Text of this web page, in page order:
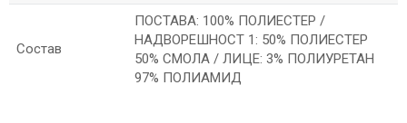
Состав
ПОСТАВА: 100% ПОЛИЕСТЕР /
НАДВОРЕШНОСТ 1: 50% ПОЛИЕСТЕР
50% СМОЛА / ЛИЦЕ: 3% ПОЛИУРЕТАН
97% ПОЛИАМИД